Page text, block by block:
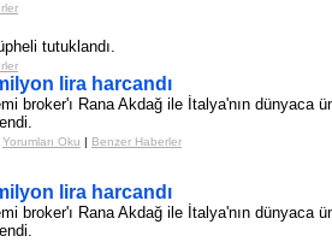
tutuklandı.
lira harcandı
broker'ı Rana Akdağ ile İtalya'nın
Yorumları Oku | Benzer Haberler
lira harcandı
broker'ı Rana Akdağ ile İtalya'nın